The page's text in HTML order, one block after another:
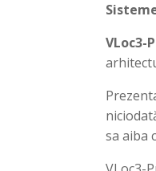
VLoc3-
sa aiba